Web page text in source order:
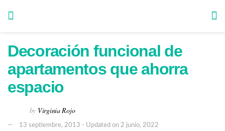
Decoración funcional de
apartamentos que ahorra
espacio
by Virginia Rojo
13 septiembre, 2013 - Updated on 2 junio, 2022